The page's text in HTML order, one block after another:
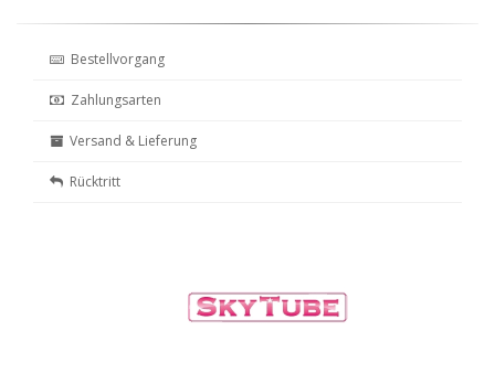
Bestellvorgang
Zahlungsarten
Versand & Lieferung
Rücktritt